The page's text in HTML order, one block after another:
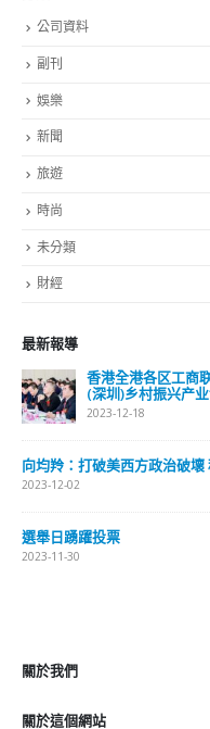
公司資料
副刊
娛樂
新聞
旅遊
時尚
未分類
財經
最新報導
香港全港各区工商
(深圳)乡村振兴产
2023-12-18
向均羚：打破美西方政治破
2023-12-02
選舉日踴躍投票
2023-11-30
關於我們
關於這個網站